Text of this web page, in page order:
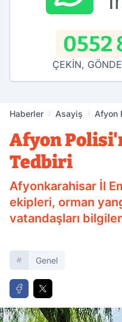
0552
ÇEKİN,
Haberler Asayiş Afyon
Afyon
Tedbiri
Afyonkarahisar İl
ekipleri, orman
vatandaşları
Genel